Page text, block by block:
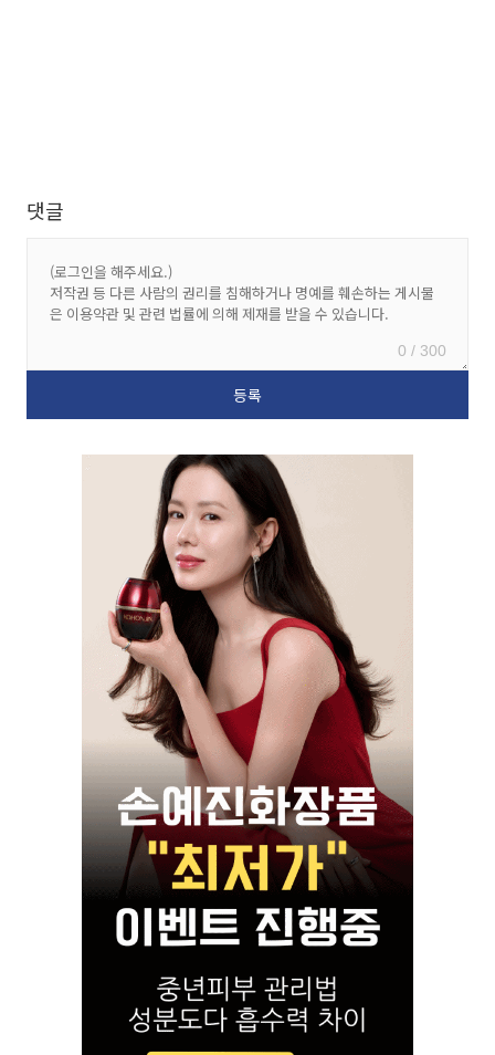
댓글
0 / 300